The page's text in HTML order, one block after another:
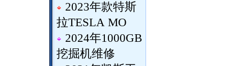
2023年款特斯
拉TESLA MO
2024年1000GB
挖掘机维修